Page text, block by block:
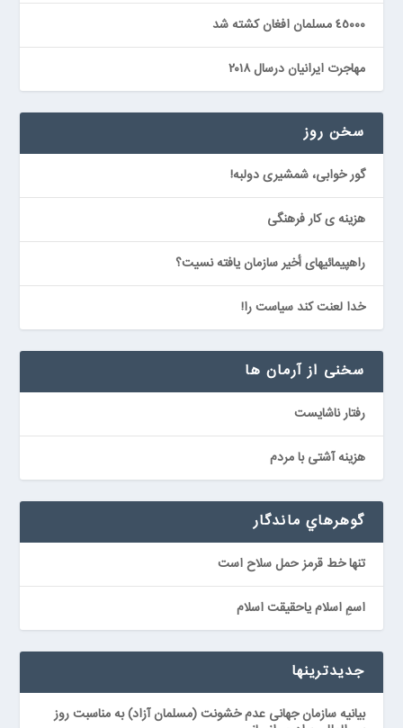
٤٥٠٠٠ مسلمان افغان كشته شد
مهاجرت ایرانیان درسال ٢٠١٨
سخن روز
گور خوابى، شمشيرى دولبه!
هزينه ی كار فرهنگى
راهپيمائيهاى أخير سازمان يافته نسيت؟
خدا لعنت كند سياست را!
سخنی از آرمان ها
رفتار ناشايست
هزينه آشتى با مردم
گوهرهاي ماندگار
تنها خط قرمز حمل سلاح است
اسمِ اسلام ياحقیقت اسلام
جدیدترینها
بیانیه سازمان جهانی عدم خشونت (مسلمان آزاد) به مناسبت روز